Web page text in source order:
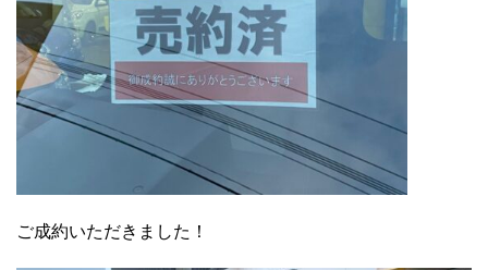
ご成約いただきました！